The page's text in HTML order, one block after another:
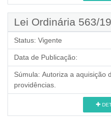
Lei Ordinária 563/
Status: Vigente
Data de Publicação:
Súmula: Autoriza a aquisição
providências.